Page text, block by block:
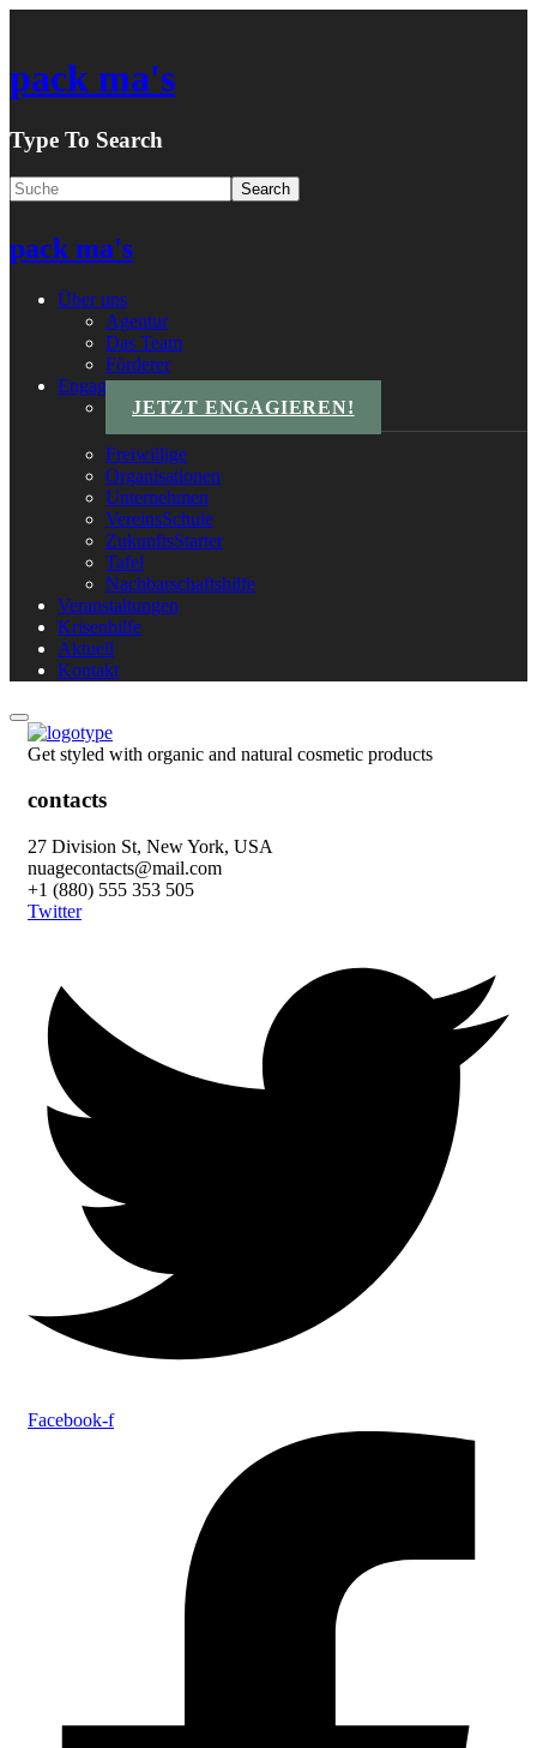
pack ma's
Type To Search
pack ma's
Über uns
Agentur
Das Team
Förderer
Engagements
JETZT ENGAGIEREN!
Freiwillige
Organisationen
Unternehmen
VereinsSchule
ZukunftsStarter
Tafel
Nachbarschaftshilfe
Veranstaltungen
Krisenhilfe
Aktuell
Kontakt
Get styled with organic and natural cosmetic products
contacts
27 Division St, New York, USA
nuagecontacts@mail.com
+1 (880) 555 353 505
Twitter
Facebook-f